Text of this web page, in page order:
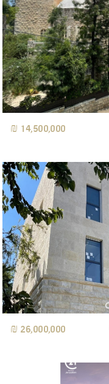
14,500,000 ₪
26,000,000 ₪